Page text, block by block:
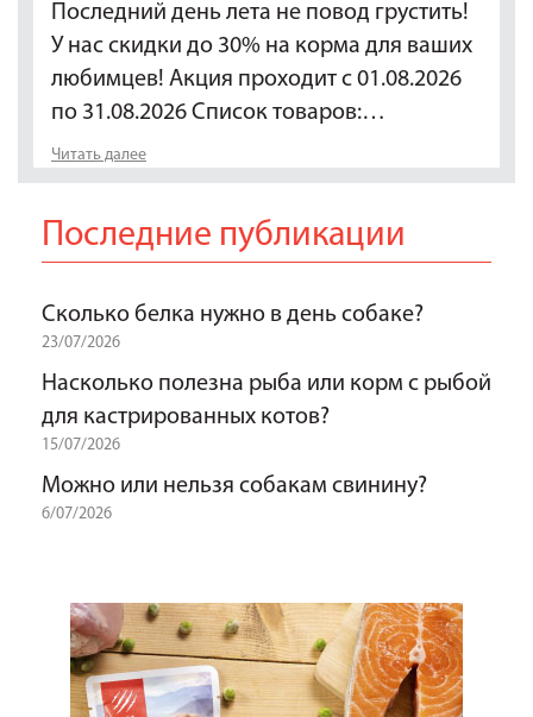
Последний день лета не повод грустить!
У нас скидки до 30% на корма для ваших
любимцев! Акция проходит с 01.08.2026
по 31.08.2026 Список товаров:…
Читать далее
Последние публикации
Сколько белка нужно в день собаке?
23/07/2026
Насколько полезна рыба или корм с рыбой
для кастрированных котов?
15/07/2026
Можно или нельзя собакам свинину?
6/07/2026